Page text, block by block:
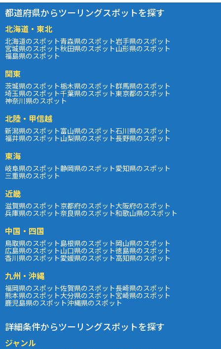
都道府県からツーリングスポットを探す
北海道・東北
北海道のスポット青森県のスポット岩手県のスポット
宮城県のスポット秋田県のスポット山形県のスポット
福島県のスポット
関東
茨城県のスポット栃木県のスポット群馬県のスポット
埼玉県のスポット千葉県のスポット東京都のスポット
神奈川県のスポット
北陸・甲信越
新潟県のスポット富山県のスポット石川県のスポット
福井県のスポット山梨県のスポット長野県のスポット
東海
岐阜県のスポット静岡県のスポット愛知県のスポット
三重県のスポット
近畿
滋賀県のスポット京都府のスポット大阪府のスポット
兵庫県のスポット奈良県のスポット和歌山県のスポット
中国・四国
鳥取県のスポット島根県のスポット岡山県のスポット
広島県のスポット山口県のスポット徳島県のスポット
香川県のスポット愛媛県のスポット高知県のスポット
九州・沖縄
福岡県のスポット佐賀県のスポット長崎県のスポット
熊本県のスポット大分県のスポット宮崎県のスポット
鹿児島県のスポット沖縄県のスポット
詳細条件からツーリングスポットを探す
ジャンル